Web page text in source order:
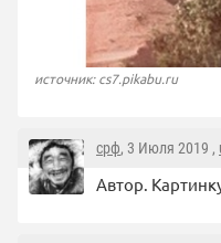
источник: cs7.pikabu.ru
срф, 3 Июля 2019 ,
Автор.